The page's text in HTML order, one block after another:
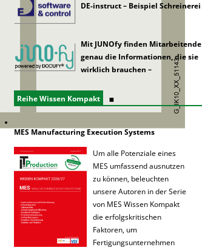
DE-instruct – Beispiel Schreinerei
Mit JUNOfy finden Mitarbeitende
genau die Informationen, die sie
wirklich brauchen –
Reihe Wissen Kompakt
MES Manufacturing Execution Systems
Um alle Potenziale eines
MES umfassend ausnutzen
zu können, beleuchten
unsere Autoren in der Serie
von MES Wissen Kompakt
die erfolgskritischen
Faktoren, um
Fertigungsunternehmen